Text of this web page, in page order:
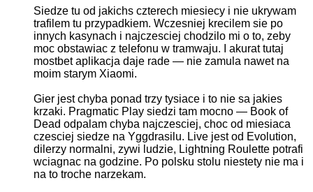
Siedze tu od jakichs czterech miesiecy i nie ukrywam
trafilem tu przypadkiem. Wczesniej krecilem sie po
innych kasynach i najczesciej chodzilo mi o to, zeby
moc obstawiac z telefonu w tramwaju. I akurat tutaj
mostbet aplikacja daje rade — nie zamula nawet na
moim starym Xiaomi.
Gier jest chyba ponad trzy tysiace i to nie sa jakies
krzaki. Pragmatic Play siedzi tam mocno — Book of
Dead odpalam chyba najczesciej, choc od miesiaca
czesciej siedze na Yggdrasilu. Live jest od Evolution,
dilerzy normalni, zywi ludzie, Lightning Roulette potrafi
wciagnac na godzine. Po polsku stolu niestety nie ma i
na to troche narzekam.